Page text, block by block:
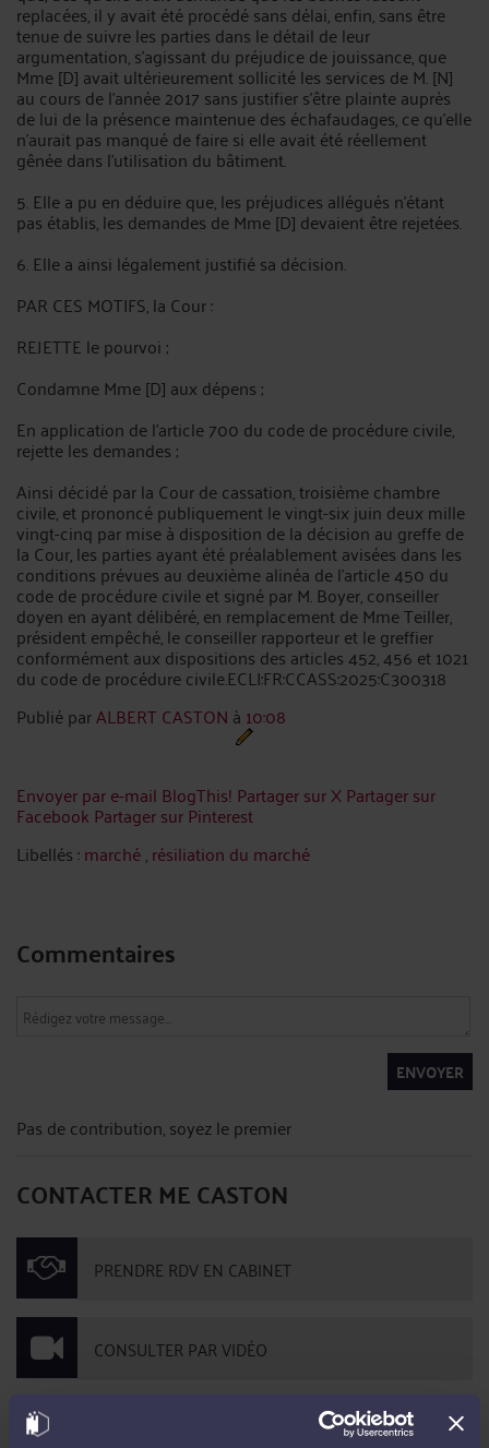
replacées, il y avait été procédé sans délai, enfin, sans être
tenue de suivre les parties dans le détail de leur
argumentation, s'agissant du préjudice de jouissance, que
Mme [D] avait ultérieurement sollicité les services de M. [N]
au cours de l'année 2017 sans justifier s'être plainte auprès
de lui de la présence maintenue des échafaudages, ce qu'elle
n'aurait pas manqué de faire si elle avait été réellement
gênée dans l'utilisation du bâtiment.
5. Elle a pu en déduire que, les préjudices allégués n'étant
pas établis, les demandes de Mme [D] devaient être rejetées.
6. Elle a ainsi légalement justifié sa décision.
PAR CES MOTIFS, la Cour :
REJETTE le pourvoi ;
Condamne Mme [D] aux dépens ;
En application de l'article 700 du code de procédure civile,
rejette les demandes ;
Ainsi décidé par la Cour de cassation, troisième chambre
civile, et prononcé publiquement le vingt-six juin deux mille
vingt-cinq par mise à disposition de la décision au greffe de
la Cour, les parties ayant été préalablement avisées dans les
conditions prévues au deuxième alinéa de l'article 450 du
code de procédure civile et signé par M. Boyer, conseiller
doyen en ayant délibéré, en remplacement de Mme Teiller,
président empêché, le conseiller rapporteur et le greffier
conformément aux dispositions des articles 452, 456 et 1021
du code de procédure civile.ECLI:FR:CCASS:2025:C300318
Publié parALBERT CASTON à 10:08
Envoyer par e-mail BlogThis! Partager sur XPartager sur
Facebook Partager sur Pinterest
Libellés :marché,résiliation du marché
Commentaires
ENVOYER
Pas de contribution, soyez le premier
CONTACTER ME CASTON
PRENDRE RDV EN CABINET
CONSULTER PAR VIDÉO